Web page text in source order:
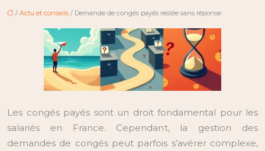
/ Actu et conseils / Demande de congés payés restée sans réponse
Les congés payés sont un droit fondamental pour les
salariés en France. Cependant, la gestion des
demandes de congés peut parfois s’avérer complexe,